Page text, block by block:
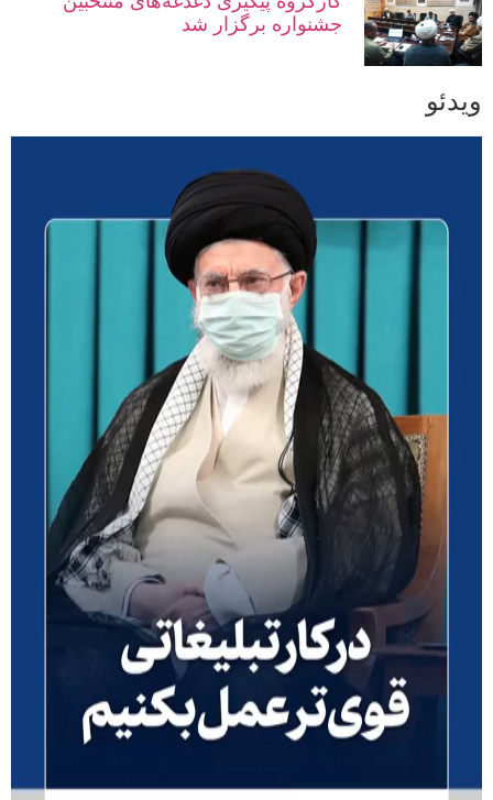
جشنواره برگزار شد
ویدئو